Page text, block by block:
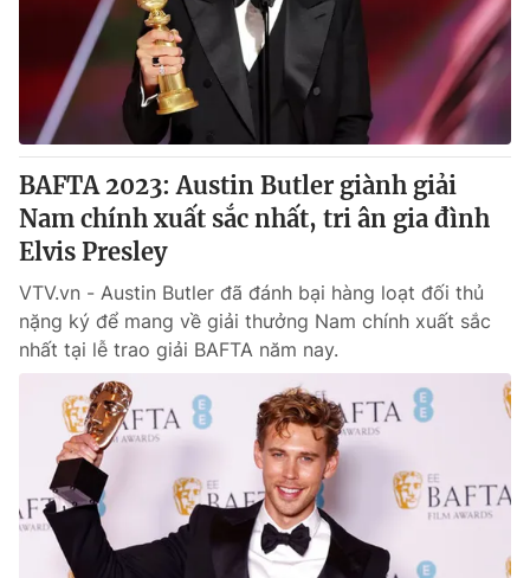
Thế giới
Tin tức
Thế giới đó đây
Câu chuyện quốc tế
Kinh tế
Tài chính
Thị trường
Góc doanh nghiệp
Dữ liệu và đời sống
Truyền hình
Hậu trường
Nhân vật
Khán giả
Giải sao mai
Giải trí
Điện ảnh
Âm nhạc
Đời sống
Du lịch
Làm đẹp
Chất lượng cuộc sống
Giáo dục
Tuyển sinh
Học trực tuyến
Công nghệ
Hitech Công nghệ tương lai
Giao lưu trực tuyến
BAFTA 2023: Austin Butler giành giải
Nam chính xuất sắc nhất, tri ân gia đình
Elvis Presley
VTV.vn - Austin Butler đã đánh bại hàng loạt đối thủ
nặng ký để mang về giải thưởng Nam chính xuất sắc
nhất tại lễ trao giải BAFTA năm nay.